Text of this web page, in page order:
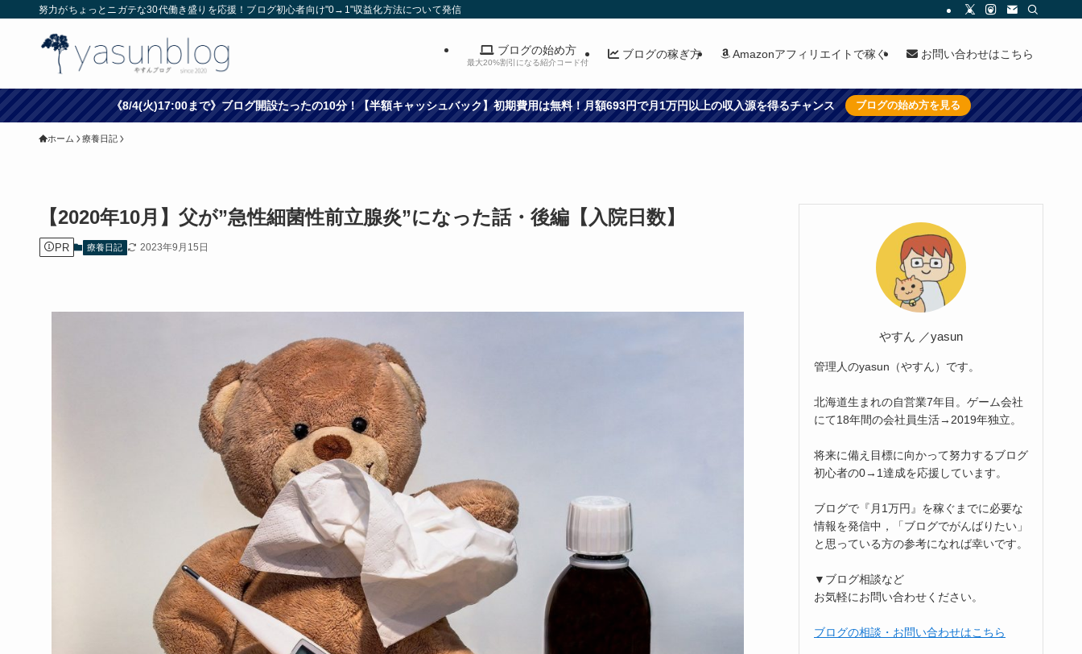
努力がちょっとニガテな30代働き盛りを応援！ブログ初心者向け"0→1"収益化方法について発信
ブログの始め方
最大20%割引になる紹介コード付
ブログの稼ぎ方 Amazonアフィリエイトで稼ぐ お問い合わせはこちら
《8/4(火)17:00まで》ブログ開設たったの10分！【半額キャッシュバック】初期費用は無料！月額693円で月1万円以上の収入源を得るチャンス ブログの始め方を見る
ホーム 療養日記
【2020年10月】父が”急性細菌性前立腺炎”になった話・後編【入院日数】
PR 療養日記 2023年9月15日
やすん ／yasun
管理人のyasun（やすん）です。
北海道生まれの自営業7年目。ゲーム会社
にて18年間の会社員生活→2019年独立。
将来に備え目標に向かって努力するブログ
初心者の0→1達成を応援しています。
ブログで『月1万円』を稼ぐまでに必要な
情報を発信中，「ブログでがんばりたい」
と思っている方の参考になれば幸いです。
▼ブログ相談など
お気軽にお問い合わせください。
ブログの相談・お問い合わせはこちら